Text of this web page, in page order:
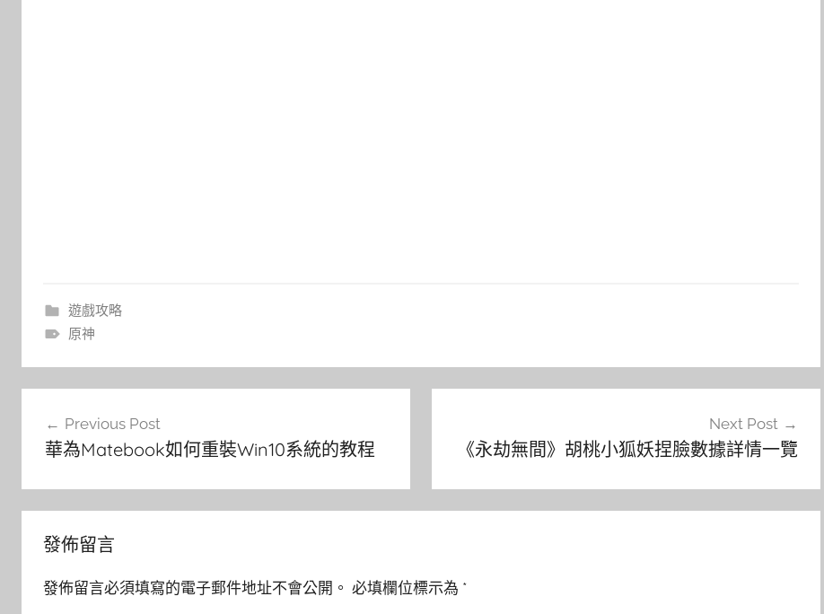
遊戲攻略
原神
Previous Post
華為Matebook如何重裝Win10系統的教程
Next Post
《永劫無間》胡桃小狐妖捏臉數據詳情一覽
發佈留言
發佈留言必須填寫的電子郵件地址不會公開。 必填欄位標示為 *